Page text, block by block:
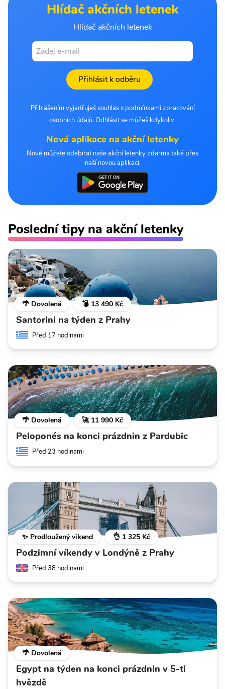
Hlídač akčních letenek
Hlídač akčních letenek
Přihlásit k odběru
Přihlášením vyjadřuješ souhlas s podmínkami zpracování
osobních údajů. Odhlásit se můžeš kdykoliv.
Nová aplikace na akční letenky
Nově můžete odebírat naše akční letenky zdarma také přes
naší novou aplikaci.
Poslední tipy na akční letenky
🌴 Dovolená 💣 13 490 Kč
Santorini na týden z Prahy
Před 17 hodinami
🌴 Dovolená 🚀 11 990 Kč
Peloponés na konci prázdnin z Pardubic
Před 23 hodinami
✨ Prodloužený víkend 👌 1 325 Kč
Podzimní víkendy v Londýně z Prahy
Před 38 hodinami
🌴 Dovolená
Egypt na týden na konci prázdnin v 5-ti
hvězdě